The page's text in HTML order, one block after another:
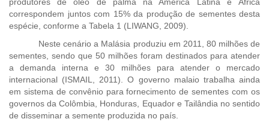
correspondem juntos com 15% da produção de sementes desta
espécie, conforme a Tabela 1 (LIWANG, 2009).
Neste cenário a Malásia produziu em 2011, 80 milhões de
sementes, sendo que 50 milhões foram destinados para atender
a demanda interna e 30 milhões para atender o mercado
internacional (ISMAIL, 2011). O governo malaio trabalha ainda
em sistema de convênio para fornecimento de sementes com os
governos da Colômbia, Honduras, Equador e Tailândia no sentido
de disseminar a semente produzida no país.